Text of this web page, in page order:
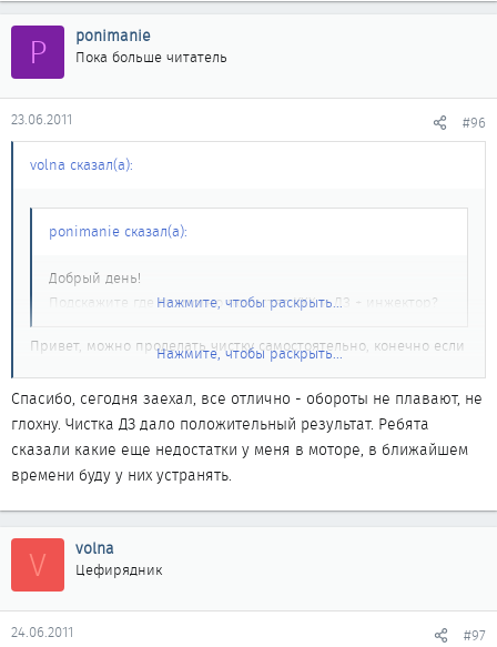
P ponimanie
Пока больше читатель
23.06.2011 #96
volna сказал(а):
ponimanie сказал(а):
Добрый день!
Подскажите где грамотно почистят КХХ и ДЗ + инжектор?
Нажмите, чтобы раскрыть...
Привет, можно проделать чистку самостоятельно, конечно если
грамотно) почистят на Артеллерийской на территории азс
лукойл + инжектор.
Нажмите, чтобы раскрыть...
Спасибо, сегодня заехал, все отлично - обороты не плавают, не
глохну. Чистка ДЗ дало положительный результат. Ребята
сказали какие еще недостатки у меня в моторе, в ближайшем
времени буду у них устранять.
V volna
Цефирядник
24.06.2011 #97